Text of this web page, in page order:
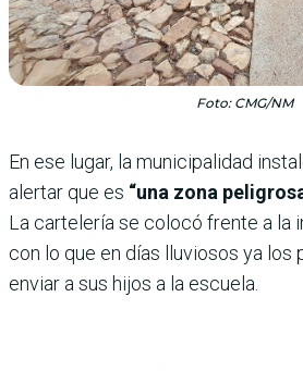
Foto: CMG/NM
En ese lugar, la municipalidad
alertar que es “una zona
La cartelería se colocó frente a la
con lo que en días lluviosos ya los
enviar a sus hijos a la escuela.